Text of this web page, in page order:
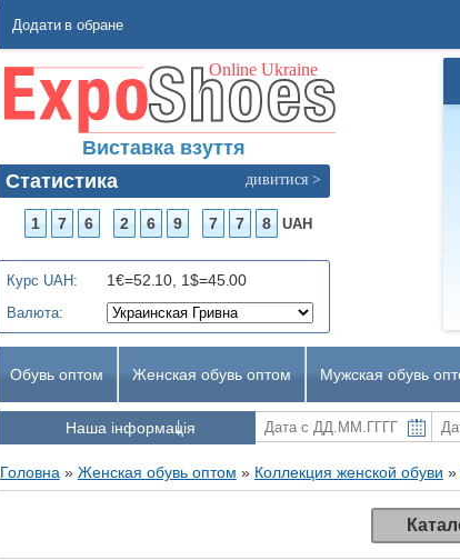
Додати в обране
Виставка взуття
Статистика
дивитися >
1 7 6 2 6 9 7 7 8 UAH
Курс UAH: 1€=52.10, 1$=45.00
Валюта:
Обувь оптом Женская обувь оптом Мужская обувь
Наша інформація
Головна » Женская обувь оптом » Коллекция женской обуви »